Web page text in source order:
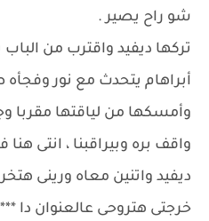
شو راح يصير .
تركها ديفيد واقترب من
أبراهام يتحدث مع نور
وأمسكها من لياقتها مقربا
واقف بره وبيراقبنا ، انتى
ديفيد واتنين معاه ورينى
خرجتى هتروحى عالعنوان دا